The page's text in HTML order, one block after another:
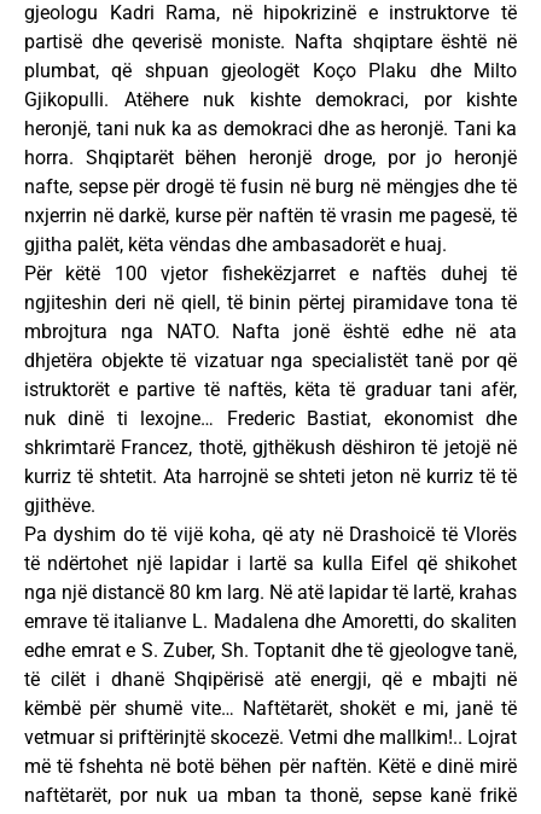
gjeologu Kadri Rama, në hipokrizinë e instruktorve të
partisë dhe qeverisë moniste. Nafta shqiptare është në
plumbat, që shpuan gjeologët Koço Plaku dhe Milto
Gjikopulli. Atëhere nuk kishte demokraci, por kishte
heronjë, tani nuk ka as demokraci dhe as heronjë. Tani ka
horra. Shqiptarët bëhen heronjë droge, por jo heronjë
nafte, sepse për drogë të fusin në burg në mëngjes dhe të
nxjerrin në darkë, kurse për naftën të vrasin me pagesë, të
gjitha palët, këta vëndas dhe ambasadorët e huaj.
Për këtë 100 vjetor fishekëzjarret e naftës duhej të
ngjiteshin deri në qiell, të binin përtej piramidave tona të
mbrojtura nga NATO. Nafta jonë është edhe në ata
dhjetëra objekte të vizatuar nga specialistët tanë por që
istruktorët e partive të naftës, këta të graduar tani afër,
nuk dinë ti lexojne… Frederic Bastiat, ekonomist dhe
shkrimtarë Francez, thotë, gjthëkush dëshiron të jetojë në
kurriz të shtetit. Ata harrojnë se shteti jeton në kurriz të të
gjithëve.
Pa dyshim do të vijë koha, që aty në Drashoicë të Vlorës
të ndërtohet një lapidar i lartë sa kulla Eifel që shikohet
nga një distancë 80 km larg. Në atë lapidar të lartë, krahas
emrave të italianve L. Madalena dhe Amoretti, do skaliten
edhe emrat e S. Zuber, Sh. Toptanit dhe të gjeologve tanë,
të cilët i dhanë Shqipërisë atë energji, që e mbajti në
këmbë për shumë vite… Naftëtarët, shokët e mi, janë të
vetmuar si priftërinjtë skocezë. Vetmi dhe mallkim!.. Lojrat
më të fshehta në botë bëhen për naftën. Këtë e dinë mirë
naftëtarët, por nuk ua mban ta thonë, sepse kanë frikë